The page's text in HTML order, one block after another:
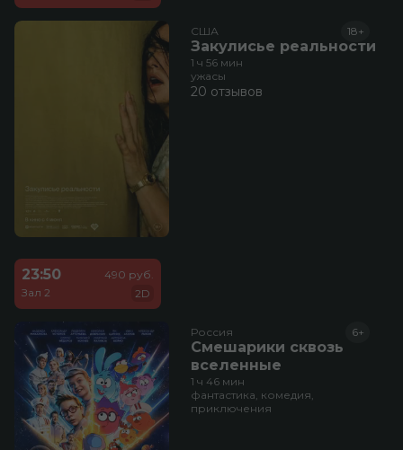
США
Закулисье реальности
18+
1 ч 56 мин
ужасы
20 отзывов
23:50
Зал 2
490 руб.
2D
Россия
Смешарики сквозь
вселенные
6+
1 ч 46 мин
фантастика, комедия,
приключения